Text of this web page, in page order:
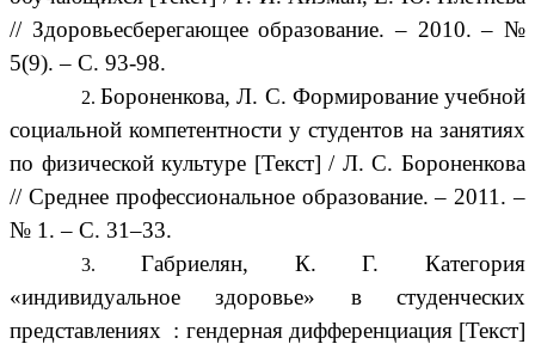
// Здоровьесберегающее образование. – 2010. – №
5(9). – С. 93-98.
Бороненкова, Л. С. Формирование учебной
социальной компетентности у студентов на занятиях
по физической культуре [Текст] / Л. С. Бороненкова
// Среднее профессиональное образование. – 2011. –
№ 1. – С. 31–33.
Габриелян, К. Г. Категория
«индивидуальное здоровье» в студенческих
представлениях : гендерная дифференциация [Текст]